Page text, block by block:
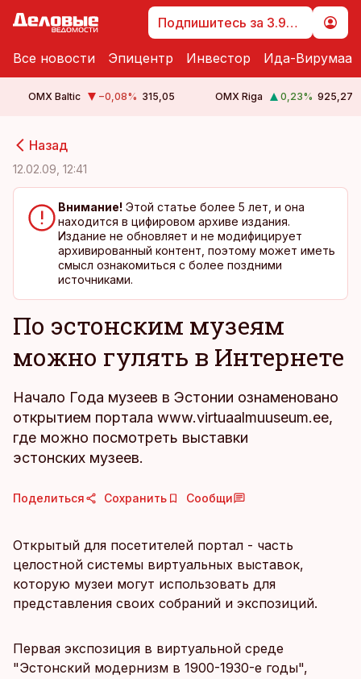
Подпишитесь за 3.99 €
Все новости Эпицентр Инвестор Ида-Вирумаа
OMX Baltic −0,08% 315,05 OMX Riga 0,23% 925,27
Назад
12.02.09, 12:41
Внимание! Этой статье более 5 лет, и она
находится в цифировом архиве издания.
Издание не обновляет и не модифицирует
архивированный контент, поэтому может иметь
смысл ознакомиться с более поздними
источниками.
По эстонским музеям
можно гулять в Интернете
Начало Года музеев в Эстонии ознаменовано
открытием портала www.virtuaalmuuseum.ee,
где можно посмотреть выставки
эстонских музеев.
Поделиться Сохранить Сообщи
Открытый для посетителей портал - часть
целостной системы виртуальных выставок,
которую музеи могут использовать для
представления своих собраний и экспозиций.
Первая экспозиция в виртуальной среде
"Эстонский модернизм в 1900-1930-е годы",